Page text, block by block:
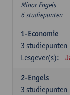
Minor Engels
6 studiepunten
1-Economie
3 studiepunten
Lesgever(s):
2-Engels
3 studiepunten